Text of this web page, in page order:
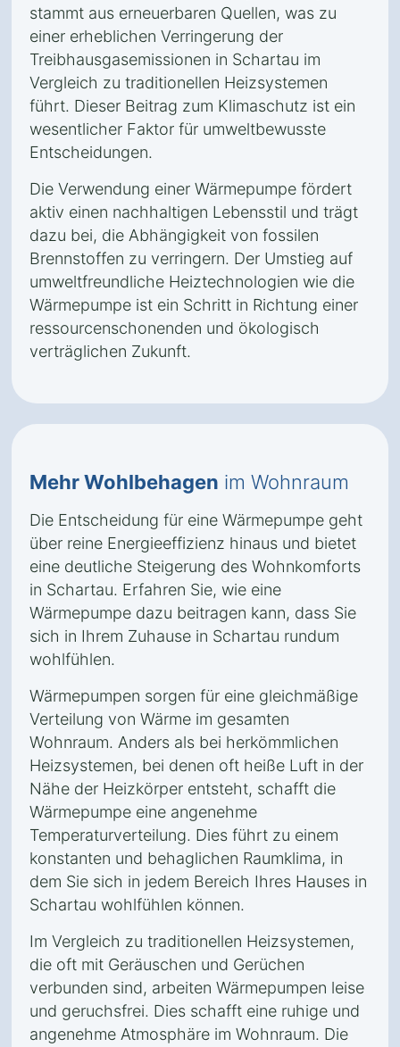
stammt aus erneuerbaren Quellen, was zu
einer erheblichen Verringerung der
Treibhausgasemissionen in Schartau im
Vergleich zu traditionellen Heizsystemen
führt. Dieser Beitrag zum Klimaschutz ist ein
wesentlicher Faktor für umweltbewusste
Entscheidungen.
Die Verwendung einer Wärmepumpe fördert
aktiv einen nachhaltigen Lebensstil und trägt
dazu bei, die Abhängigkeit von fossilen
Brennstoffen zu verringern. Der Umstieg auf
umweltfreundliche Heiztechnologien wie die
Wärmepumpe ist ein Schritt in Richtung einer
ressourcenschonenden und ökologisch
verträglichen Zukunft.
Mehr Wohlbehagen im Wohnraum
Die Entscheidung für eine Wärmepumpe geht
über reine Energieeffizienz hinaus und bietet
eine deutliche Steigerung des Wohnkomforts
in Schartau. Erfahren Sie, wie eine
Wärmepumpe dazu beitragen kann, dass Sie
sich in Ihrem Zuhause in Schartau rundum
wohlfühlen.
Wärmepumpen sorgen für eine gleichmäßige
Verteilung von Wärme im gesamten
Wohnraum. Anders als bei herkömmlichen
Heizsystemen, bei denen oft heiße Luft in der
Nähe der Heizkörper entsteht, schafft die
Wärmepumpe eine angenehme
Temperaturverteilung. Dies führt zu einem
konstanten und behaglichen Raumklima, in
dem Sie sich in jedem Bereich Ihres Hauses in
Schartau wohlfühlen können.
Im Vergleich zu traditionellen Heizsystemen,
die oft mit Geräuschen und Gerüchen
verbunden sind, arbeiten Wärmepumpen leise
und geruchsfrei. Dies schafft eine ruhige und
angenehme Atmosphäre im Wohnraum. Die